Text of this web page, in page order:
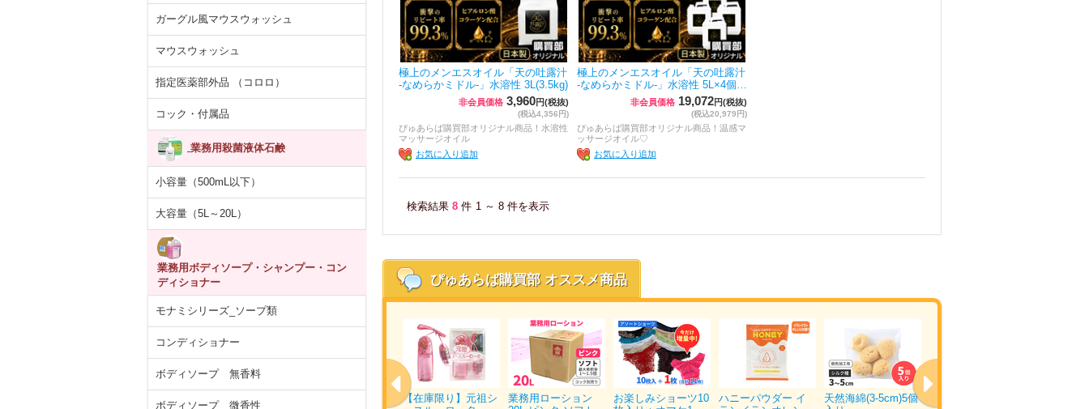
ガーグル風マウスウォッシュ
マウスウォッシュ
指定医薬部外品 （コロロ）
コック・付属品
業務用殺菌液体石鹸
小容量（500mL以下）
大容量（5L～20L）
業務用ボディソープ・シャンプー・コン
ディショナー
モナミシリーズ_ソープ類
コンディショナー
ボディソープ 無香料
ボディソープ 微香性
極上のメンエスオイル「天の吐露汁
-なめらかミドル-」水溶性 3L(3.5kg)
非会員価格 3,960円(税抜)
(税込4,356円)
ぴゅあらば購買部オリジナル商品！水溶性
マッサージオイル
お気に入り追加
極上のメンエスオイル「天の吐露汁
-なめらかミドル-」水溶性 5L×4個…
非会員価格 19,072円(税抜)
(税込20,979円)
ぴゅあらば購買部オリジナル商品！温感マ
ッサージオイル♡
お気に入り追加
検索結果 8 件 1 ～ 8 件を表示
ぴゅあらば購買部 オススメ商品
【医薬部外品】薬用
紙コップ 7オンス
【在庫限り】元祖シ
業務用ローション
お楽しみショーツ10
ハニーパウダー イ
天然海綿(3-5cm)5個